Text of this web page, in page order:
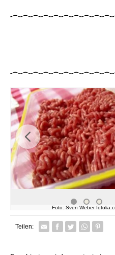
Foto: Sven Weber
Previous
Teilen: Facebook
Twitter Pin it